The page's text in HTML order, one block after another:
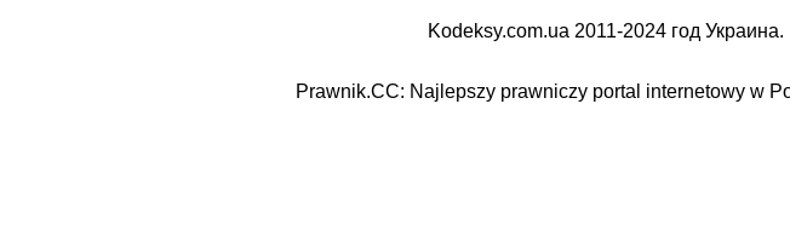
Kodeksy.com.ua 2011-2024 год
Prawnik.CC: Najlepszy prawniczy portal internetowy w